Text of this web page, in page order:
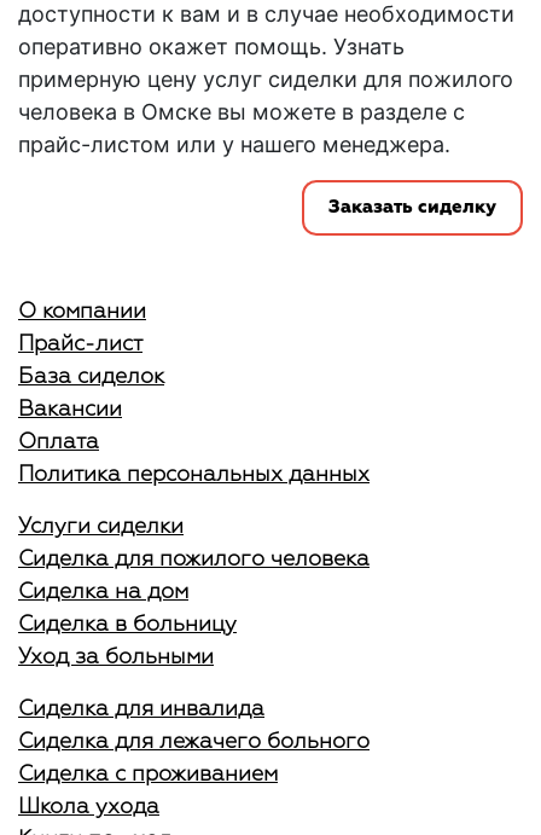
доступности к вам и в случае необходимости
оперативно окажет помощь. Узнать
примерную цену услуг сиделки для пожилого
человека в Омске вы можете в разделе с
прайс-листом или у нашего менеджера.
Заказать сиделку
О компании
Прайс-лист
База сиделок
Вакансии
Оплата
Политика персональных данных
Услуги сиделки
Сиделка для пожилого человека
Сиделка на дом
Сиделка в больницу
Уход за больными
Сиделка для инвалида
Сиделка для лежачего больного
Сиделка с проживанием
Школа ухода